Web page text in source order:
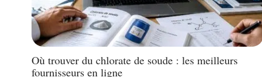
Où trouver du chlorate de soude : les meilleurs
fournisseurs en ligne